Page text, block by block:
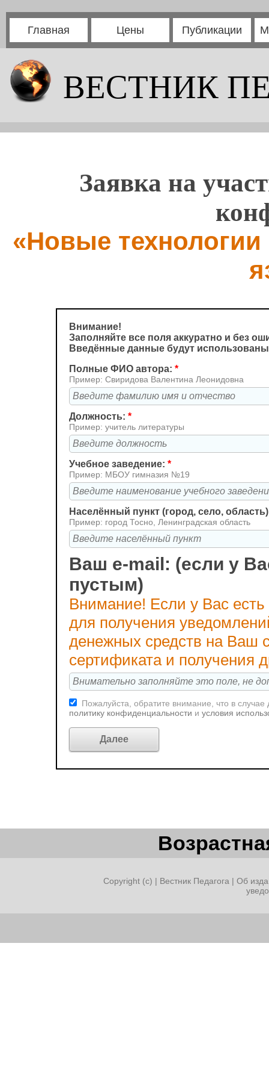
Главная Цены Публикации
ВЕСТНИК
Заявка на
«Новые технологии
Внимание!
Заполняйте все поля аккуратно и без
Введённые данные будут
Полные ФИО автора: *
Пример: Свиридова Валентина Леонидовна
Должность: *
Пример: учитель литературы
Учебное заведение: *
Пример: МБОУ гимназия №19
Населённый пункт (город, село,
Пример: город Тосно, Ленинградская область
Ваш e-mail: (если у
пустым)
Внимание! Если у Вас
для получения
денежных средств на Ваш
сертификата и получения
Пожалуйста, обратите внимание, что в
политику конфиденциальности и условия
Copyright (c) | Вестник Педагога | Об